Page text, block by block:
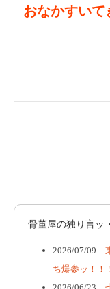
おなかすいて
骨董屋の独り言ッ
2026/07/09
ち爆参ッ！！